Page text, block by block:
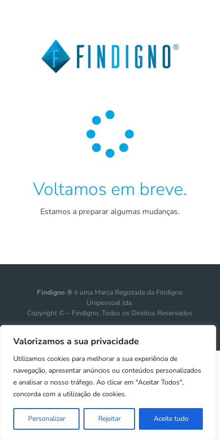
Valorizamos a sua privacidade
Utilizamos cookies para melhorar a sua experiência de
navegação, apresentar anúncios ou conteúdos personalizados
e analisar o nosso tráfego. Ao clicar em "Aceitar Todos",
concorda com a utilização de cookies.
Personalizar Rejeitar Aceite tudo

Voltamos em breve.
Estamos a preparar algumas mudanças.
Findigno ® é uma Marca Registada da Findigno
Unipessoal lda.
Copyright © – Findigno. Todos os Direitos Reservados